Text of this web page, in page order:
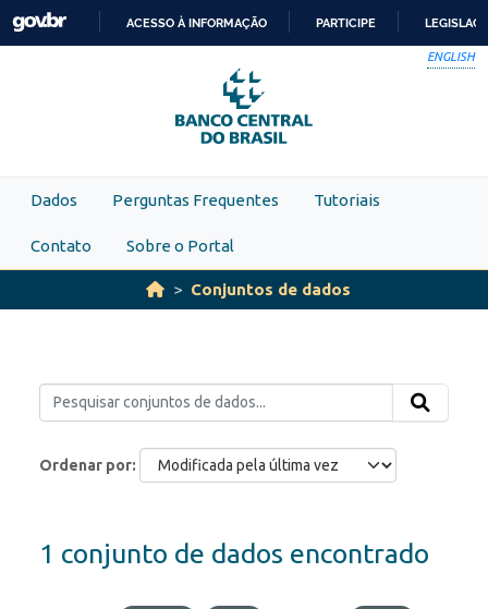
Skip to main content
PARA
O
CONTEÚDO
ACESSO À INFORMAÇÃO PARTICIPE
ENGLISH
Dados Perguntas Frequentes Tutoriais
Contato Sobre o Portal
Conjuntos de dados
Ordenar por
1 conjunto de dados encontrado